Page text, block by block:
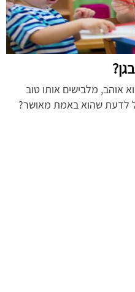
אוהב, מלבישים אותו טוב
לדעת שהוא באמת מאושר?